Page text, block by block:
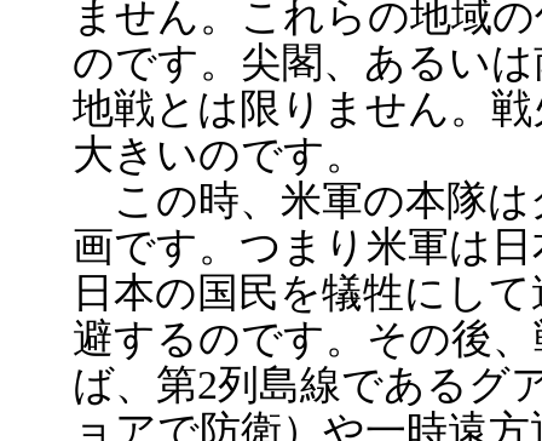
ません。これらの地域
のです。尖閣、あるい
地戦とは限りません。
大きいのです。
この時、米軍の本隊は
画です。つまり米軍は
日本の国民を犠牲にし
避するのです。その後
ば、第2列島線であるグ
ョアで防衛）や一時遠